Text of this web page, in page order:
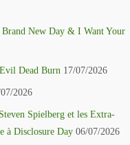
New Day & I Want Your
Dead Burn 17/07/2026
2026
Spielberg et les Extra-
à Disclosure Day 06/07/2026